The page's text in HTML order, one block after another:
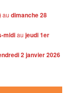
audimanche 28
midiaujeudi 1er
2 janvier 2026